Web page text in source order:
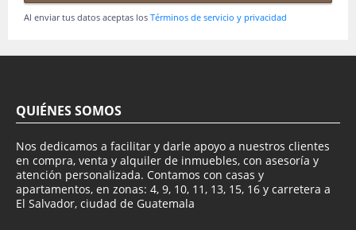
Al enviar tus datos aceptas los Términos de servicio y privacidad
QUIÉNES SOMOS
Nos dedicamos a facilitar y darle apoyo a nuestros clientes
en compra, venta y alquiler de inmuebles, con asesoría y
atención personalizada. Contamos con casas y
apartamentos, en zonas: 4, 9, 10, 11, 13, 15, 16 y carretera a
El Salvador, ciudad de Guatemala